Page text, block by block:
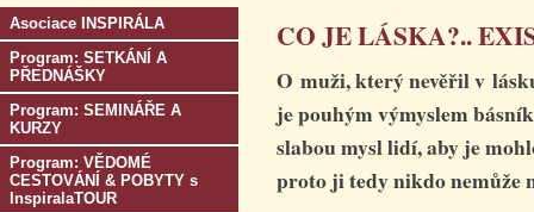
Asociace INSPIRÁLA
Program: SETKÁNÍ A
PŘEDNÁŠKY
Program: SEMINÁŘE A
KURZY
Program: VĚDOMÉ
CESTOVÁNÍ & POBYTY s
InspiralaTOUR
CO JE LÁSKA?..
O muži, který nevěřil v
je pouhým výmyslem
slabou mysl lidí, aby je
proto ji tedy nikdo